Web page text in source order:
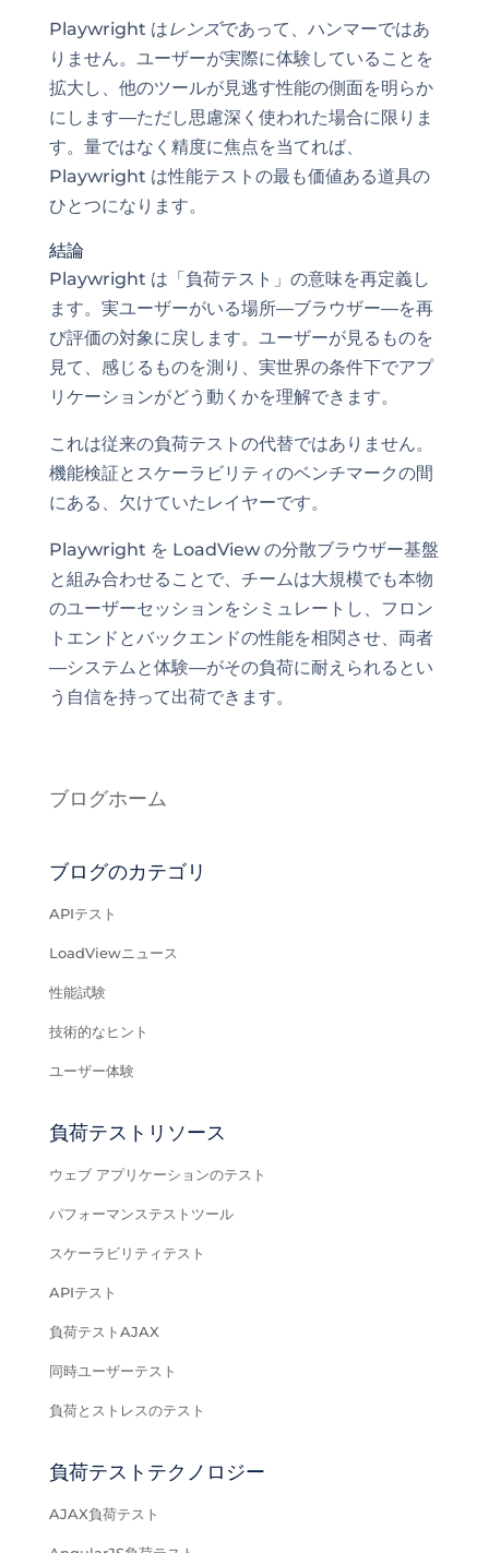
Playwright はレンズであって、ハンマーではあ
りません。ユーザーが実際に体験していることを
拡大し、他のツールが見逃す性能の側面を明らか
にします—ただし思慮深く使われた場合に限りま
す。量ではなく精度に焦点を当てれば、
Playwright は性能テストの最も価値ある道具の
ひとつになります。
結論
Playwright は「負荷テスト」の意味を再定義し
ます。実ユーザーがいる場所—ブラウザー—を再
び評価の対象に戻します。ユーザーが見るものを
見て、感じるものを測り、実世界の条件下でアプ
リケーションがどう動くかを理解できます。
これは従来の負荷テストの代替ではありません。
機能検証とスケーラビリティのベンチマークの間
にある、欠けていたレイヤーです。
Playwright を LoadView の分散ブラウザー基盤
と組み合わせることで、チームは大規模でも本物
のユーザーセッションをシミュレートし、フロン
トエンドとバックエンドの性能を相関させ、両者
—システムと体験—がその負荷に耐えられるとい
う自信を持って出荷できます。
ブログホーム
ブログのカテゴリ
APIテスト
LoadViewニュース
性能試験
技術的なヒント
ユーザー体験
負荷テストリソース
ウェブ アプリケーションのテスト
パフォーマンステストツール
スケーラビリティテスト
APIテスト
負荷テストAJAX
同時ユーザーテスト
負荷とストレスのテスト
負荷テストテクノロジー
AJAX負荷テスト